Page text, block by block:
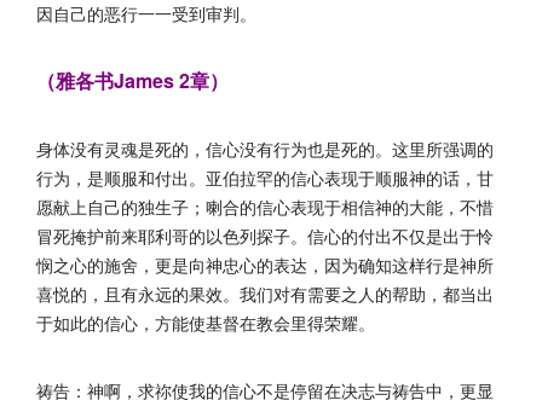
因自己的恶行一一受到审判。
（雅各书James 2章）
身体没有灵魂是死的，信心没有行为也是死的。这里所强调的
行为，是顺服和付出。亚伯拉罕的信心表现于顺服神的话，甘
愿献上自己的独生子；喇合的信心表现于相信神的大能，不惜
冒死掩护前来耶利哥的以色列探子。信心的付出不仅是出于怜
悯之心的施舍，更是向神忠心的表达，因为确知这样行是神所
喜悦的，且有永远的果效。我们对有需要之人的帮助，都当出
于如此的信心，方能使基督在教会里得荣耀。
祷告：神啊，求祢使我的信心不是停留在决志与祷告中，更显